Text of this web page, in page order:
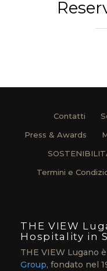
Contatti
Press & Awards
Termini e
THE VIEW
Hospitality in
THE VIEW Lugano
Group, fondato nel